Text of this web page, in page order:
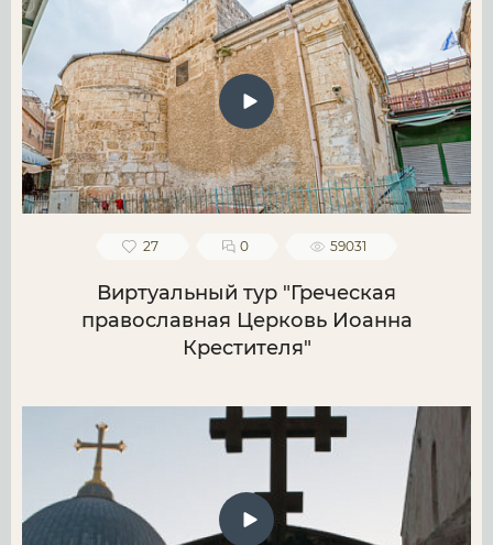
27 0 59031
Виртуальный тур "Греческая
православная Церковь Иоанна
Крестителя"